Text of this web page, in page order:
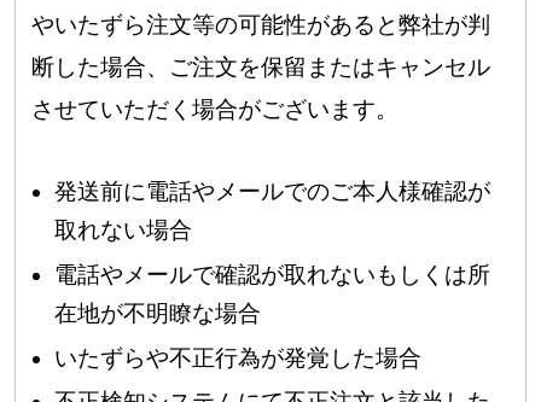
やいたずら注文等の可能性があると弊社が判
断した場合、ご注文を保留またはキャンセル
させていただく場合がございます。
発送前に電話やメールでのご本人様確認が
取れない場合
電話やメールで確認が取れないもしくは所
在地が不明瞭な場合
いたずらや不正行為が発覚した場合